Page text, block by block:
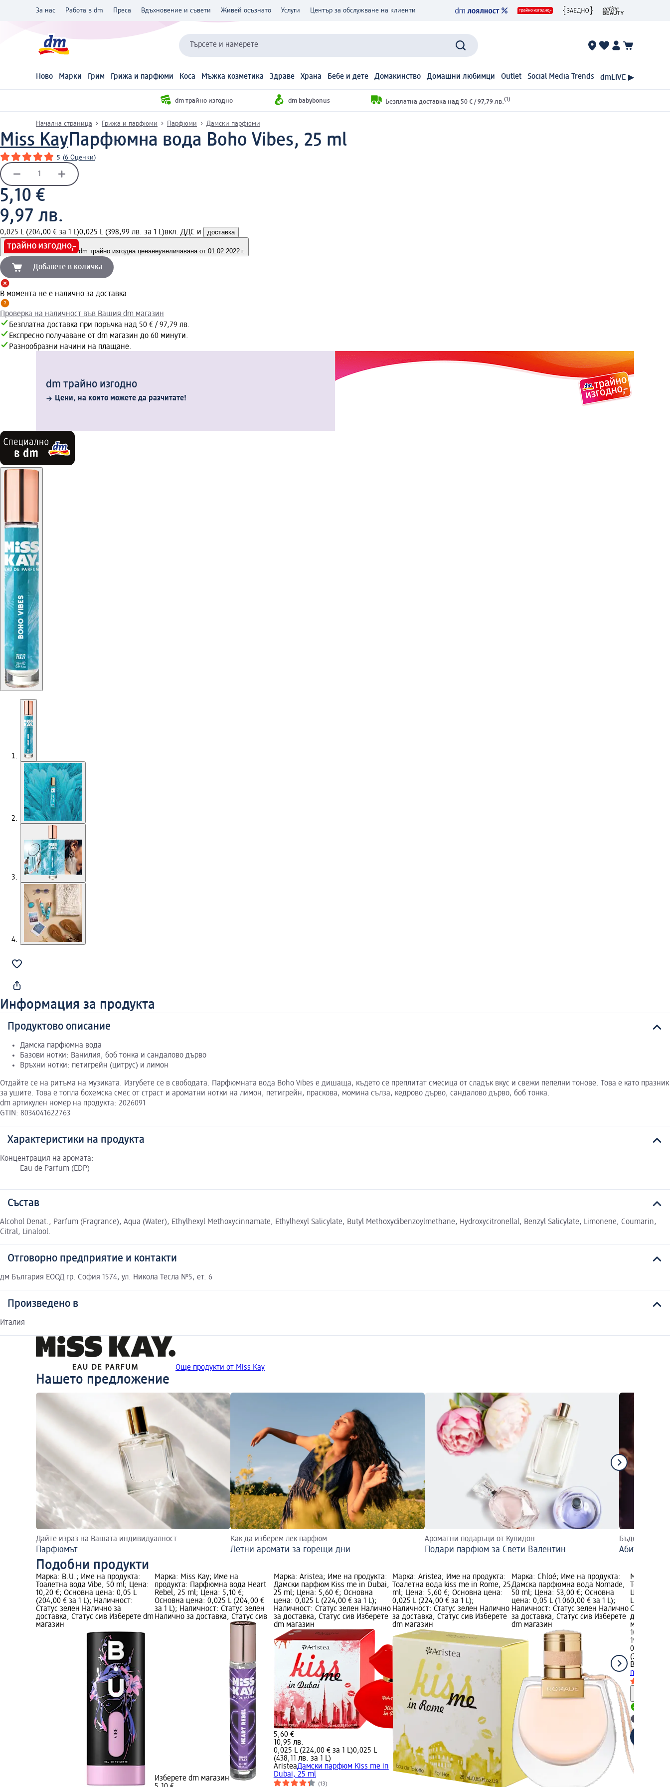
За нас Работа в dm Преса Вдъхновение и съвети Живей осъзнато Услуги Център за обслужване на клиенти
Търсете и намерете
Ново Марки Грим Грижа и парфюми Коса Мъжка козметика Здраве Храна Бебе и дете Домакинство Домашни любимци Outlet Social Media Trends dmLIVE ▶
dm трайно изгодно dm babybonus Безплатна доставка над 50 € / 97,79 лв. (1)
Начална страница Грижа и парфюми Парфюми Дамски парфюми
Miss KayПарфюмна вода Boho Vibes, 25 ml
5 (6 Оценки)
5,10 €
9,97 лв.
0,025 L (204,00 € за 1 L)0,025 L (398,99 лв. за 1 L)вкл. ДДС и доставка
dm трайно изгодна ценанеувеличавана от 01.02.2022 г.
Добавете в количка
В момента не е налично за доставка
Проверка на наличност във Вашия dm магазин
Безплатна доставка при поръчка над 50 € / 97,79 лв.
Експресно получаване от dm магазин до 60 минути.
Разнообразни начини на плащане.
dm трайно изгодно
Цени, на които можете да разчитате!
Информация за продукта
Продуктово описание
Дамска парфюмна вода
Базови нотки: Ванилия, боб тонка и сандалово дърво
Връхни нотки: петигрейн (цитрус) и лимон
Отдайте се на ритъма на музиката. Изгубете се в свободата. Парфюмната вода Boho Vibes е дишаща, където се преплитат смесица от сладък вкус и свежи пепелни тонове. Това е като празник
за ушите. Това е топла бохемска смес от страст и ароматни нотки на лимон, петигрейн, праскова, момина сълза, кедрово дърво, сандалово дърво, боб тонка.
dm артикулен номер на продукта: 2026091
GTIN: 8034041622763
Характеристики на продукта
Концентрация на аромата:
Eau de Parfum (EDP)
Състав
Alcohol Denat., Parfum (Fragrance), Aqua (Water), Ethylhexyl Methoxycinnamate, Ethylhexyl Salicylate, Butyl Methoxydibenzoylmethane, Hydroxycitronellal, Benzyl Salicylate, Limonene, Coumarin,
Citral, Linalool.
Отговорно предприятие и контакти
дм България ЕООД гр. София 1574, ул. Никола Тесла №5, ет. 6
Произведено в
Италия
Още продукти от Miss Kay
Нашето предложение
Дайте израз на Вашата индивидуалност
Парфюмът
Как да изберем лек парфюм
Летни аромати за горещи дни
Ароматни подаръци от Купидон
Подари парфюм за Свети Валентин
Бъдете
Подобни продукти
Марка: B.U.; Име на продукта:
Тоалетна вода Vibe, 50 ml; Цена:
10,20 €; Основна цена: 0,05 L
(204,00 € за 1 L); Наличност:
Статус зелен Налично за
доставка, Статус сив Изберете dm
магазин
Марка: Miss Kay; Име на
продукта: Парфюмна вода Heart
Rebel, 25 ml; Цена: 5,10 €;
Основна цена: 0,025 L (204,00 €
за 1 L); Наличност: Статус зелен
Налично за доставка, Статус сив
Изберете dm магазин
Марка: Aristea; Име на продукта:
Дамски парфюм Kiss me in Dubai,
25 ml; Цена: 5,60 €; Основна
цена: 0,025 L (224,00 € за 1 L);
Наличност: Статус зелен Налично
за доставка, Статус сив Изберете
dm магазин
5,60 €
10,95 лв.
0,025 L (224,00 € за 1 L)0,025 L
(438,11 лв. за 1 L)
AristeaДамски парфюм Kiss me in
Dubai, 25 ml
(13)
Марка: Aristea; Име на продукта:
Тоалетна вода kiss me in Rome, 25
ml; Цена: 5,60 €; Основна цена:
0,025 L (224,00 € за 1 L);
Наличност: Статус зелен Налично
за доставка, Статус сив Изберете
dm магазин
Марка: Chloé; Име на продукта:
Дамска парфюмна вода Nomade,
50 ml; Цена: 53,00 €; Основна
цена: 0,05 L (1.060,00 € за 1 L);
Наличност: Статус зелен Налично
за доставка, Статус сив Изберете
dm магазин
Марка:
Тоалетна
Цена:
L (204,00 €
Статус
доставка,
магазин
10,20 €
19,95 лв.
0,05 L
(398,99 лв.
B.U.
ml